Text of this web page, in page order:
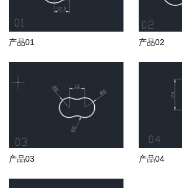
产品01 产品02
产品03 产品04